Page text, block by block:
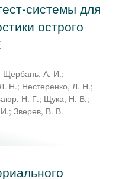
системы для
острого
Щербань, А. И.;
Н.; Нестеренко, Л. Н.;
Н. Г.; Щука, Н. В.;
; Зверев, В. В.